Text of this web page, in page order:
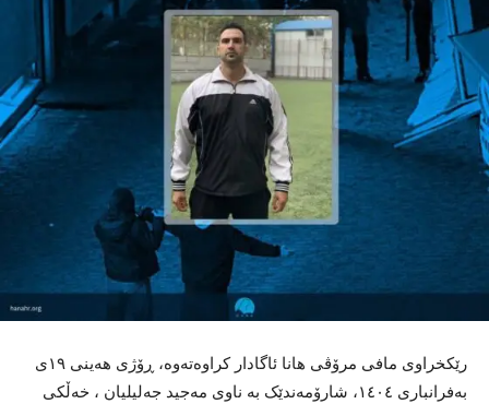
رێکخراوی مافی مرۆڤی هانا ئاگادار کراوەتەوە، ڕۆژی هەینی ١٩ی
بەفرانباری ١٤٠٤، شارۆمەندێک بە ناوی مەجید جەلیلیان ، خەڵکی